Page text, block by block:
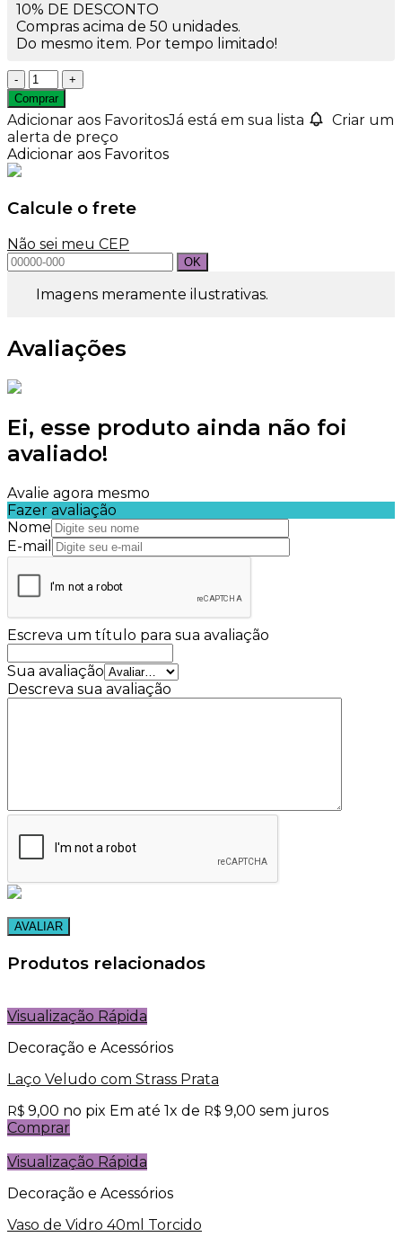
10% DE DESCONTO
Compras acima de 50 unidades.
Do mesmo item. Por tempo limitado!
Caixa
PB0078K
Kraft
quantidade
Comprar
Adicionar aos FavoritosJá está em sua lista
Criar um
alerta de preço
Adicionar aos Favoritos
Calcule o frete
Não sei meu CEP
Imagens meramente ilustrativas.
Avaliações
Ei, esse produto ainda não foi
avaliado!
Avalie agora mesmo
Fazer avaliação
Nome
E-mail
Escreva um título para sua avaliação
Sua avaliação
Descreva sua avaliação
Produtos relacionados
Visualização Rápida
Decoração e Acessórios
Laço Veludo com Strass Prata
R$ 9,00 no pix Em até 1x de R$ 9,00 sem juros
Comprar
Visualização Rápida
Decoração e Acessórios
Vaso de Vidro 40ml Torcido